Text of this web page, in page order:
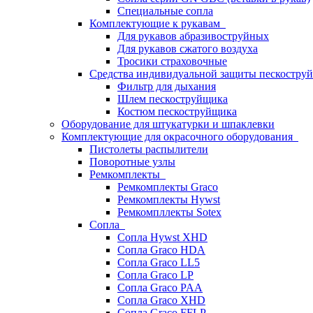
Специальные сопла
Комплектующие к рукавам
Для рукавов абразивоструйных
Для рукавов сжатого воздуха
Тросики страховочные
Средства индивидуальной защиты
Фильтр для дыхания
Шлем пескоструйщика
Костюм пескоструйщика
Оборудование для штукатурки и шпаклевки
Комплектующие для окрасочного оборудования
Пистолеты распылители
Поворотные узлы
Ремкомплекты
Ремкомплекты Graco
Ремкомплекты Hywst
Ремкомпллекты Sotex
Сопла
Сопла Hywst XHD
Сопла Graco HDA
Сопла Graco LL5
Сопла Graco LP
Сопла Graco PAA
Сопла Graco XHD